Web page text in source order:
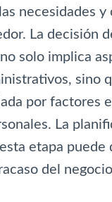
necesidades y
La decisión
solo implica
sino
por factores
La
etapa puede
del